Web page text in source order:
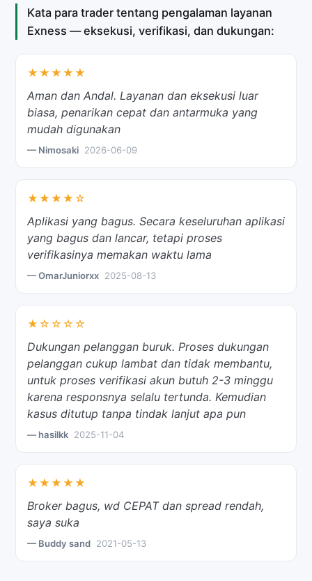
Kata para trader tentang pengalaman layanan
Exness — eksekusi, verifikasi, dan dukungan:
★★★★★
Aman dan Andal. Layanan dan eksekusi luar
biasa, penarikan cepat dan antarmuka yang
mudah digunakan
— Nimosaki 2026-06-09
★★★★☆
Aplikasi yang bagus. Secara keseluruhan aplikasi
yang bagus dan lancar, tetapi proses
verifikasinya memakan waktu lama
— OmarJuniorxx 2025-08-13
★☆☆☆☆
Dukungan pelanggan buruk. Proses dukungan
pelanggan cukup lambat dan tidak membantu,
untuk proses verifikasi akun butuh 2-3 minggu
karena responsnya selalu tertunda. Kemudian
kasus ditutup tanpa tindak lanjut apa pun
— hasilkk 2025-11-04
★★★★★
Broker bagus, wd CEPAT dan spread rendah,
saya suka
— Buddy sand 2021-05-13